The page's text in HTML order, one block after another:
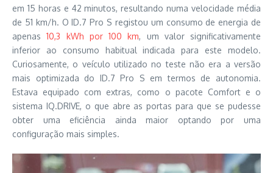
em 15 horas e 42 minutos, resultando numa velocidade média
de 51 km/h. O ID.7 Pro S registou um consumo de energia de
apenas10,3 kWh por 100 km, um valor significativamente
inferior ao consumo habitual indicada para este modelo.
Curiosamente, o veículo utilizado no teste não era a versão
mais optimizada do ID.7 Pro S em termos de autonomia.
Estava equipado com extras, como o pacote Comfort e o
sistema IQ.DRIVE, o que abre as portas para que se pudesse
obter uma eficiência ainda maior optando por uma
configuração mais simples.